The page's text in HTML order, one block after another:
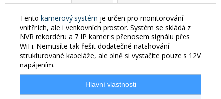
Tento kamerový systém je určen pro monitorování
vnitřních, ale i venkovních prostor. Systém se skládá z
NVR rekordéru a 7 IP kamer s přenosem signálu přes
WiFi. Nemusíte tak řešit dodatečné natahování
strukturované kabeláže, ale plně si vystačíte pouze s 12V
napájením.
Hlavní vlastnosti